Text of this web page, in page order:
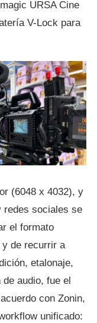
URSA Cine
V-Lock para
(6048 x 4032), y
redes sociales se
el formato
y de recurrir a
etalonaje,
audio, fue el
con Zonin,
unificado: